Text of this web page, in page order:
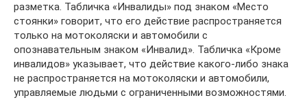
разметка. Табличка «Инвалиды» под знаком «Место
стоянки» говорит, что его действие распространяется
только на мотоколяски и автомобили с
опознавательным знаком «Инвалид». Табличка «Кроме
инвалидов» указывает, что действие какого-либо знака
не распространяется на мотоколяски и автомобили,
управляемые людьми с ограниченными возможностями.